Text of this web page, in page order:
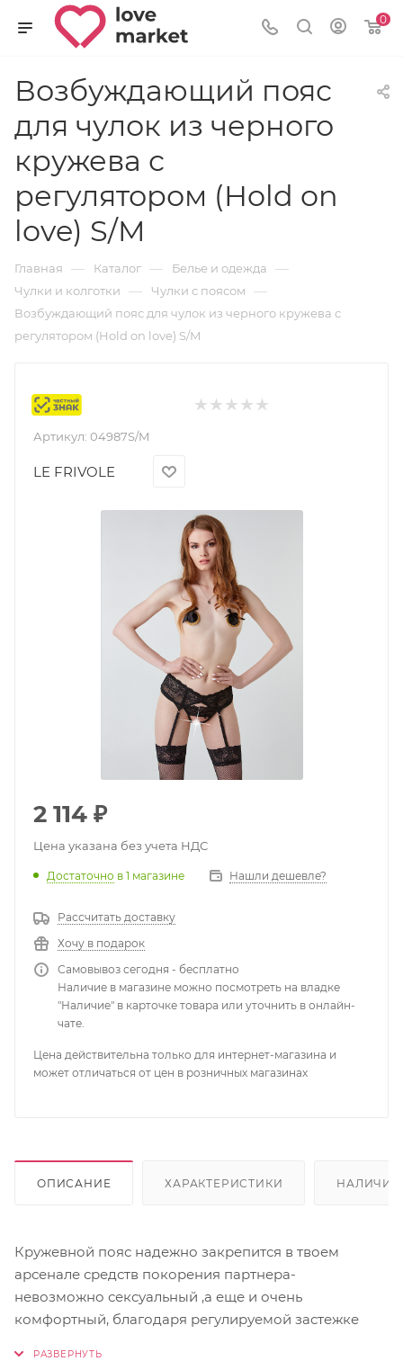
0
Возбуждающий пояс
для чулок из черного
кружева с
регулятором (Hold on
love) S/M
Главная — Каталог — Белье и одежда —
Чулки и колготки — Чулки с поясом —
Возбуждающий пояс для чулок из черного кружева с
регулятором (Hold on love) S/M
Маркировка
Артикул: 04987S/M
LE FRIVOLE
2 114 ₽
Цена указана без учета НДС
Достаточно в 1 магазине Нашли дешевле?
Рассчитать доставку
Хочу в подарок
Самовывоз сегодня - бесплатно
Наличие в магазине можно посмотреть на владке
"Наличие" в карточке товара или уточнить в онлайн-
чате.
Цена действительна только для интернет-магазина и
может отличаться от цен в розничных магазинах
ОПИСАНИЕ ХАРАКТЕРИСТИКИ НАЛИЧИЕ
Кружевной пояс надежно закрепится в твоем
арсенале средств покорения партнера-
невозможно сексуальный ,а еще и очень
комфортный, благодаря регулируемой застежке